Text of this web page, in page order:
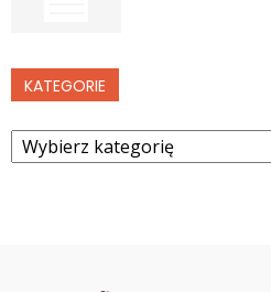
KATEGORIE
Kategorie